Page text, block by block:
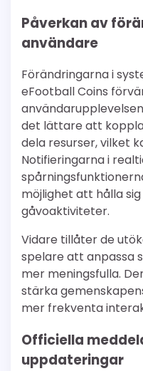
Påverkan av
användare
Förändringarna i
eFootball Coins
det lättare att
dela resurser, vilket
Notifieringarna i
möjlighet att hålla
gåvoaktiviteter.
Vidare tillåter de
spelare att anpassa
mer meningsfulla.
stärka
mer frekventa
Officiella
uppdateringar